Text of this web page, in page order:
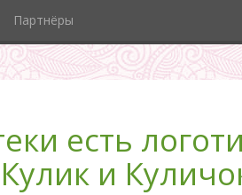
Партнёры
есть
и